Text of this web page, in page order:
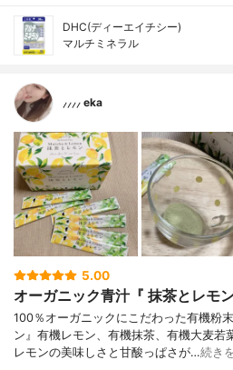
DHC(ディーエイチシー)
マルチミネラル
⸝⸝⸝⸝ eka
5.00
オーガニック青汁『 抹茶とレモン
100％オーガニックにこだわった有機粉
ン』有機レモン、有機抹茶、有機大麦若
レモンの美味しさと甘酸っぱさが…続き